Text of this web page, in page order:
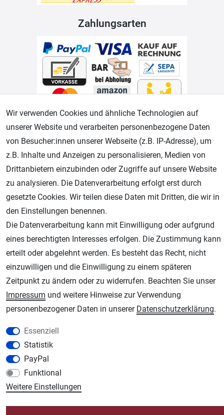
Zahlungsarten
Geprüfter Shop
AGB Widerrufsrecht Datenschutz Impressum
Unsere weiteren Shops:
Schmincke-City.de
Schmincke Künstlerfarben das Gesamtsortiment
Schneideplotter, Transferpressen, Siebdruck und Plotterfolien
Modellbau-City.com
Military + Tabletop Plastikmodelle und Modellbau Farben - Bringen Sie Farbe ins
Spiel.
Im-Shop-kaufen.de
Wir verwenden Cookies und ähnliche Technologien auf
unserer Website und verarbeiten personenbezogene Daten
von Besucher:innen unserer Webseite (z.B. IP-Adresse), um
z.B. Inhalte und Anzeigen zu personalisieren, Medien von
Drittanbietern einzubinden oder Zugriffe auf unsere Website
zu analysieren. Die Datenverarbeitung erfolgt erst durch
gesetzte Cookies. Wir teilen diese Daten mit Dritten, die wir in
den Einstellungen benennen.
Die Datenverarbeitung kann mit Einwilligung oder aufgrund
eines berechtigten Interesses erfolgen. Die Zustimmung kann
erteilt oder abgelehnt werden. Es besteht das Recht, nicht
einzuwilligen und die Einwilligung zu einem späteren
Zeitpunkt zu ändern oder zu widerrufen. Beachten Sie unser
Impressum und weitere Hinweise zur Verwendung
personenbezogener Daten in unserer Daten­schutz­erklärung.
Essenziell
Statistik
PayPal
Funktional
Weitere Einstellungen